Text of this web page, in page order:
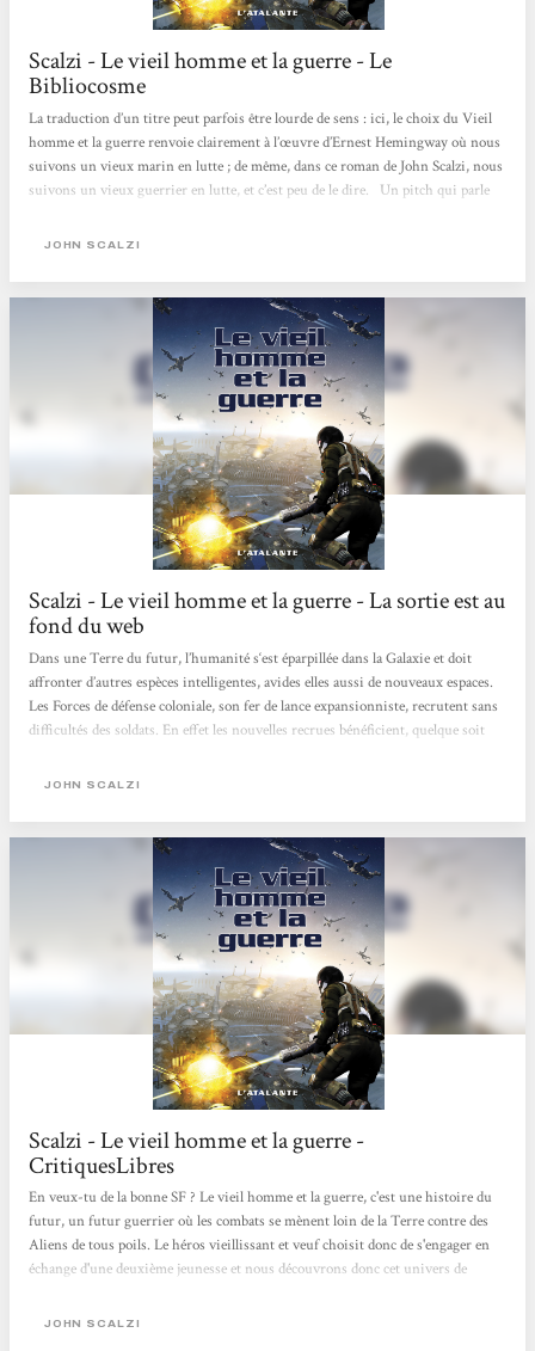
Scalzi - Le vieil homme et la guerre - Le
Bibliocosme
La traduction d’un titre peut parfois être lourde de sens : ici, le choix du Vieil
homme et la guerre renvoie clairement à l’œuvre d’Ernest Hemingway où nous
suivons un vieux marin en lutte ; de même, dans ce roman de John Scalzi, nous
suivons un vieux guerrier en lutte, et c’est peu de le dire. Un pitch qui parle
allé sur la tombe de ma femme. Puis je me suis engagé. » Il faut dire que
vieillissante de la Terre en s’engageant...
JOHN SCALZI
Scalzi - Le vieil homme et la guerre - La sortie est au
fond du web
Dans une Terre du futur, l’humanité s‘est éparpillée dans la Galaxie et doit
affronter d’autres espèces intelligentes, avides elles aussi de nouveaux espaces.
Les Forces de défense coloniale, son fer de lance expansionniste, recrutent sans
difficultés des soldats. En effet les nouvelles recrues bénéficient, quelque soit
jouvence a un prix : une mort au combat quasi-certaine. Ils sont pourtant des
âgé de 75 ans décide...
JOHN SCALZI
Scalzi - Le vieil homme et la guerre -
CritiquesLibres
En veux-tu de la bonne SF ? Le vieil homme et la guerre, c'est une histoire du
futur, un futur guerrier où les combats se mènent loin de la Terre contre des
Aliens de tous poils. Le héros vieillissant et veuf choisit donc de s'engager en
échange d'une deuxième jeunesse et nous découvrons donc cet univers de
un univers foisonnant et finalement pas si manichéen que ça (gentils soldats de
JOHN SCALZI